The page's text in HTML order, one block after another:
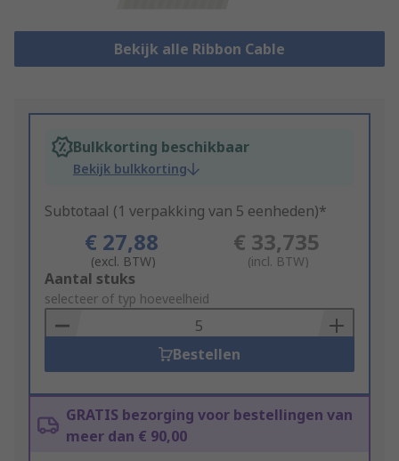
Bekijk alle Ribbon Cable
Bulkkorting beschikbaar
Bekijk bulkkorting
Subtotaal (1 verpakking van 5 eenheden)*
€ 27,88
(excl. BTW)
€ 33,735
(incl. BTW)
Add
to
Basket
Aantal stuks
selecteer of typ hoeveelheid
Bestellen
GRATIS bezorging voor bestellingen van
meer dan € 90,00